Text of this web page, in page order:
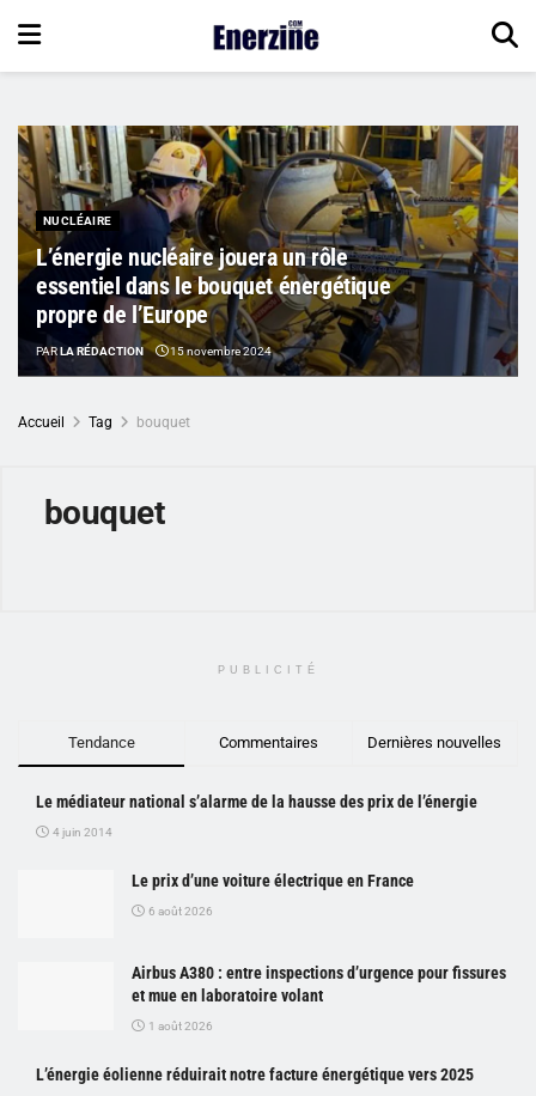
NUCLÉAIRE
L’énergie nucléaire jouera un rôle
essentiel dans le bouquet énergétique
propre de l’Europe
PARLA RÉDACTION 15 novembre 2024
Accueil Tag bouquet
bouquet
PUBLICITÉ
Tendance Commentaires Dernières nouvelles
Le médiateur national s’alarme de la hausse des prix de l’énergie
4 juin 2014
Le prix d’une voiture électrique en France
6 août 2026
Airbus A380 : entre inspections d’urgence pour fissures
et mue en laboratoire volant
1 août 2026
L’énergie éolienne réduirait notre facture énergétique vers 2025